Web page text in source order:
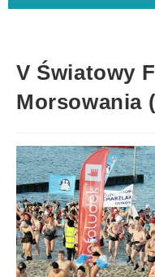
V Światowy
Morsowania